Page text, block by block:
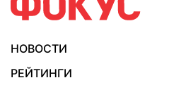
НОВОСТИ
РЕЙТИНГИ